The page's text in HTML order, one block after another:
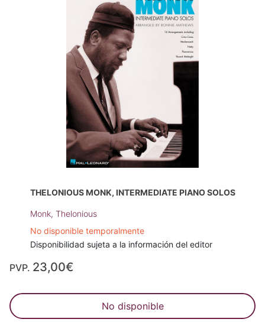
THELONIOUS MONK, INTERMEDIATE PIANO SOLOS
Monk, Thelonious
No disponible temporalmente
Disponibilidad sujeta a la información del editor
PVP. 23,00€
No disponible